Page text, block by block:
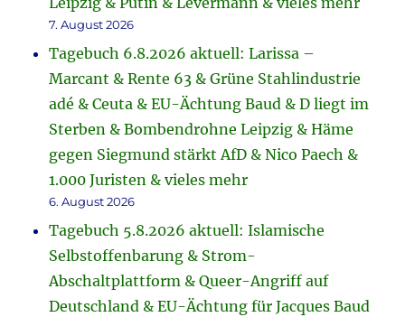
7. August 2026
Tagebuch 6.8.2026 aktuell: Larissa –
Marcant & Rente 63 & Grüne Stahlindustrie
adé & Ceuta & EU-Ächtung Baud & D liegt im
Sterben & Bombendrohne Leipzig & Häme
gegen Siegmund stärkt AfD & Nico Paech &
1.000 Juristen & vieles mehr
6. August 2026
Tagebuch 5.8.2026 aktuell: Islamische
Selbstoffenbarung & Strom-
Abschaltplattform & Queer-Angriff auf
Deutschland & EU-Ächtung für Jacques Baud